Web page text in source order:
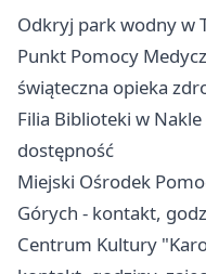
Odkryj park wodny w
Punkt Pomocy
świąteczna opieka
Filia Biblioteki w
dostępność
Miejski Ośrodek
Górych - kontakt,
Centrum Kultury